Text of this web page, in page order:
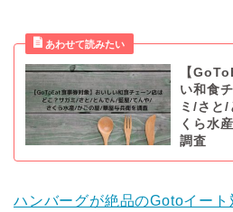
【
い和食
ミ/さと
くら水
調査
ハンバーグが絶品のGotoイー